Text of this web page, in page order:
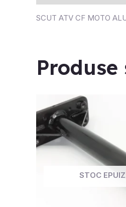
SCUT ATV CF MOTO
STOC